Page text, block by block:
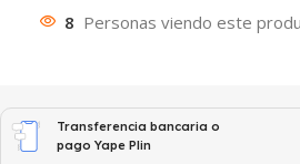
8 Personas viendo este
Transferencia bancaria o
pago Yape Plin